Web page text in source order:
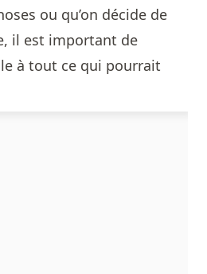
ou qu’on décide de
il est important de
à tout ce qui pourrait